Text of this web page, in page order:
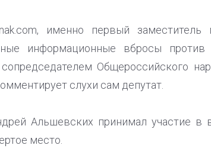
именно первый заместитель
информационные вбросы
Общероссийского
слухи сам депутат.
Альшевских принимал участие в
место.